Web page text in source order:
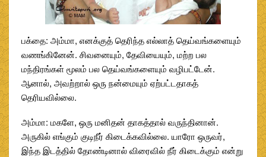
பக்தை: அம்மா, எனக்குத் தெரிந்த எல்லாத் தெய்வங்களையும்
வணங்கினேன். சிவனையும், தேவியையும், மற்ற பல
மந்திரங்கள் மூலம் பல தெய்வங்களையும் வழிபட்டேன்.
ஆனால், அவற்றால் ஒரு நன்மையும் ஏற்பட்டதாகத்
தெரியவில்லை.
அம்மா: மகளே, ஒரு மனிதன் தாகத்தால் வருந்தினான்.
அருகில் எங்கும் குடிநீர் கிடைக்கவில்லை. யாரோ ஒருவர்,
இந்த இடத்தில் தோண்டினால் விரைவில் நீர் கிடைக்கும் என்று